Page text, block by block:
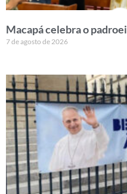
Macapá celebra o
7 de agosto de 2026